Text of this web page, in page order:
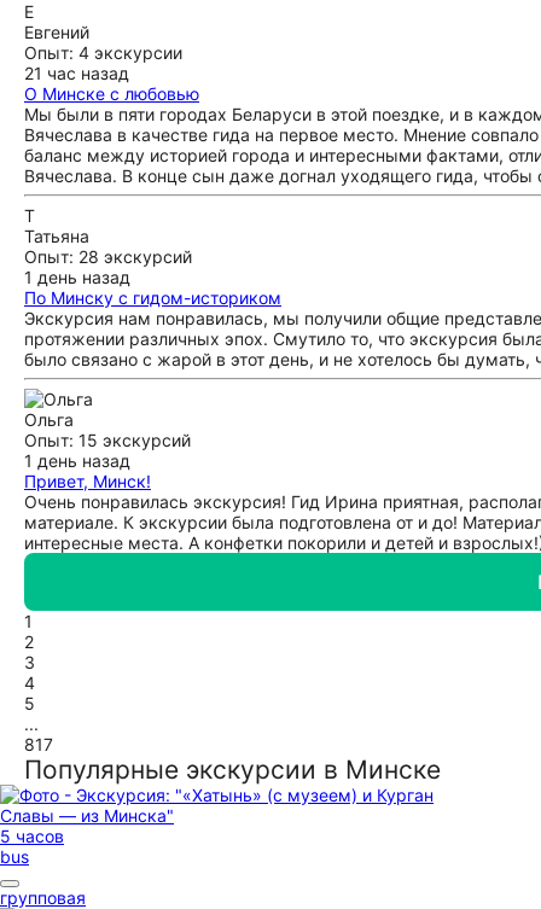
Е
Евгений
Опыт: 4 экскурсии
21 час назад
О Минске с любовью
Мы были в пяти городах Беларуси в этой поездке, и в
Вячеслава в качестве гида на первое место. Мнение
баланс между историей города и интересными фактами,
Вячеслава. В конце сын даже догнал уходящего гида, чтобы
Т
Татьяна
Опыт: 28 экскурсий
1 день назад
По Минску с гидом-историком
Экскурсия нам понравилась, мы получили общие
протяжении различных эпох. Смутило то, что экскурсия
было связано с жарой в этот день, и не хотелось бы думать,
Ольга
Опыт: 15 экскурсий
1 день назад
Привет, Минск!
Очень понравилась экскурсия! Гид Ирина приятная,
материале. К экскурсии была подготовлена от и до!
интересные места. А конфетки покорили и детей и
1
2
3
4
5
...
817
Популярные экскурсии в Минске
5 часов
bus
групповая